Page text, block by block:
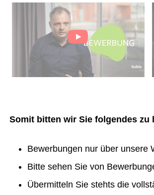
Somit bitten wir Sie folgendes zu
Bewerbungen nur über unsere
Bitte sehen Sie von
Übermitteln Sie stehts die